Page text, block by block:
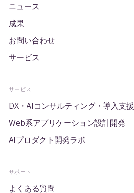
ニュース
成果
お問い合わせ
サービス
サービス
DX・AIコンサルティング・導入支援
Web系アプリケーション設計開発
AIプロダクト開発ラボ
サポート
よくある質問